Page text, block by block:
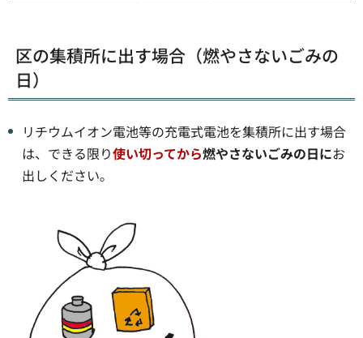
区の集積所に出す場合（燃やさないごみの
日）
リチウムイオン電池等の充電式電池を集積所に出す場合
は、できる限り使い切ってから燃やさないごみの日にお
出しください。